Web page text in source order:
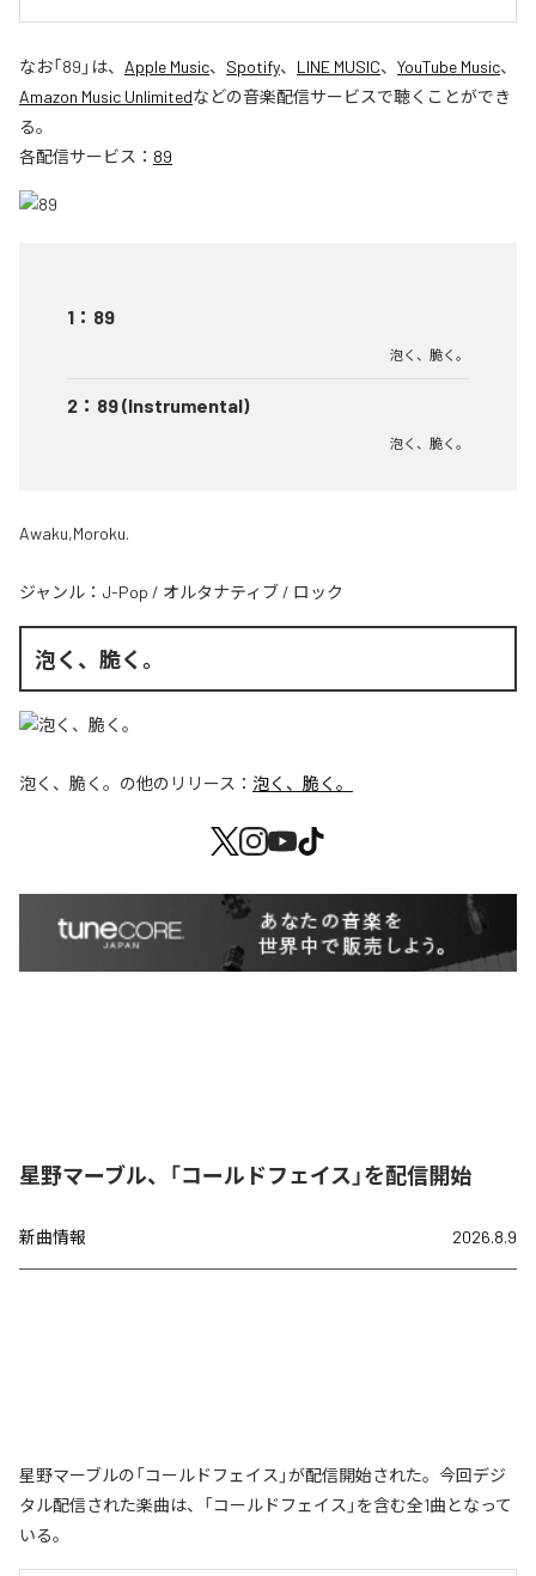
なお「89 」は、 Apple Music、 Spotify、 LINE MUSIC、 YouTube Music、
Amazon Music Unlimitedなどの音楽配信サービスで聴くことができ
る。
各配信サービス： 89
1 ： 89
泡く、脆く。
2 ： 89 (Instrumental)
泡く、脆く。
Awaku,Moroku.
ジャンル： J-Pop / オルタナティブ / ロック
泡く、脆く。
泡く、脆く。 の他のリリース： 泡く、脆く。
星野マーブル、「コールドフェイス」を配信開始
新曲情報 2026.8.9
星野マーブルの「コールドフェイス」が配信開始された。今回デジ
タル配信された楽曲は、「コールドフェイス」を含む全1曲となって
いる。